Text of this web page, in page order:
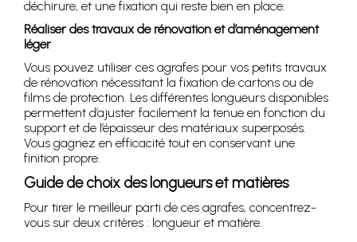
déchirure, et une fixation qui reste bien en place.
Réaliser des travaux de rénovation et d’aménagement
léger
Vous pouvez utiliser ces agrafes pour vos petits travaux
de rénovation nécessitant la fixation de cartons ou de
films de protection. Les différentes longueurs disponibles
permettent d’ajuster facilement la tenue en fonction du
support et de l’épaisseur des matériaux superposés.
Vous gagnez en efficacité tout en conservant une
finition propre.
Guide de choix des longueurs et matières
Pour tirer le meilleur parti de ces agrafes, concentrez-
vous sur deux critères : longueur et matière.